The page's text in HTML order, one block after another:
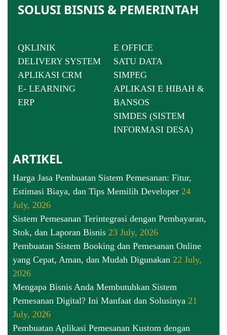
SOLUSI BISNIS & PEMERINTAH
QKLINIK
DELIVERY SYSTEM
APLIKASI CRM
E- LEARNING
ERP
E OFFICE
SATU DATA
SIMPEG
APLIKASI E HIBAH &
BANSOS
SIMDES (SISTEM
INFORMASI DESA)
ARTIKEL
Harga Jasa Pembuatan Sistem Pemesanan: Fitur,
Estimasi Biaya, dan Tips Memilih Developer 24
July, 2026
Sistem Pemesanan Terintegrasi dengan Pembayaran,
Stok, dan Laporan Bisnis 23 July, 2026
Pembuatan Sistem Booking dan Pemesanan Online
yang Cepat, Aman, dan Mudah Digunakan 22 July,
2026
Mengapa Bisnis Anda Membutuhkan Sistem
Pemesanan Digital? Ini Manfaat dan Solusinya 21
July, 2026
Pembuatan Aplikasi Pemesanan Kustom dengan